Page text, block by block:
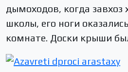
дымоходов, когда
школы, его ноги
комнате. Доски крыши